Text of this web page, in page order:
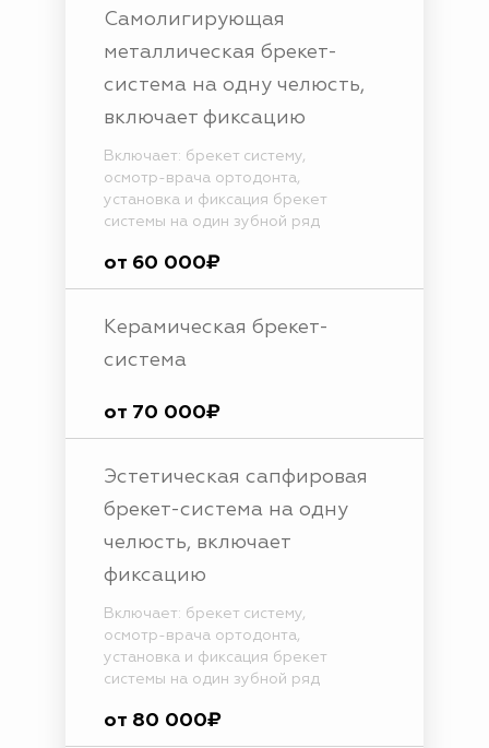
Самолигирующая
металлическая брекет-
система на одну челюсть,
включает фиксацию
Включает: брекет систему,
осмотр-врача ортодонта,
установка и фиксация брекет
системы на один зубной ряд
от 60 000₽
Керамическая брекет-
система
от 70 000₽
Эстетическая сапфировая
брекет-система на одну
челюсть, включает
фиксацию
Включает: брекет систему,
осмотр-врача ортодонта,
установка и фиксация брекет
системы на один зубной ряд
от 80 000₽